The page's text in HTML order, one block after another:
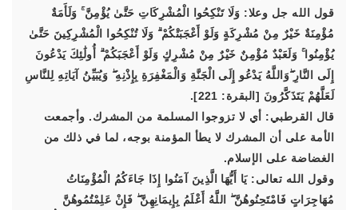
قول الله جل وعلا: وَلَا تَنْكِحُوا الْمُشْرِكَاتِ حَتَّىٰ يُؤْمِنَّ ۚ وَلَأَمَةٌ
مُؤْمِنَةٌ خَيْرٌ مِنْ مُشْرِكَةٍ وَلَوْ أَعْجَبَتْكُمْ ۗ وَلَا تُنْكِحُوا الْمُشْرِكِينَ حَتَّىٰ
يُؤْمِنُوا ۚ وَلَعَبْدٌ مُؤْمِنٌ خَيْرٌ مِنْ مُشْرِكٍ وَلَوْ أَعْجَبَكُمْ ۗ أُولَٰئِكَ يَدْعُونَ
إِلَى النَّارِ ۖوَاللَّهُ يَدْعُو إِلَى الْجَنَّةِ وَالْمَغْفِرَةِ بِإِذْنِهِ ۖ وَيُبَيِّنُ آيَاتِهِ لِلنَّاسِ
لَعَلَّهُمْ يَتَذَكَّرُونَ [البقرة: 221].
قال القرطبي: أي لا تزوجوا المسلمة من المشرك. وأجمعت
الأمة على أن المشرك لا يطأ المؤمنة بوجه، لما في ذلك من
الغضاضة على الإسلام.
وقول الله تعالى: يَا أَيُّهَا الَّذِينَ آمَنُوا إِذَا جَاءَكُمُ الْمُؤْمِنَاتُ
مُهَاجِرَاتٍ فَامْتَحِنُوهُنَّ ۖ اللَّهُ أَعْلَمُ بِإِيمَانِهِنَّ ۖ فَإِنْ عَلِمْتُمُوهُنَّ